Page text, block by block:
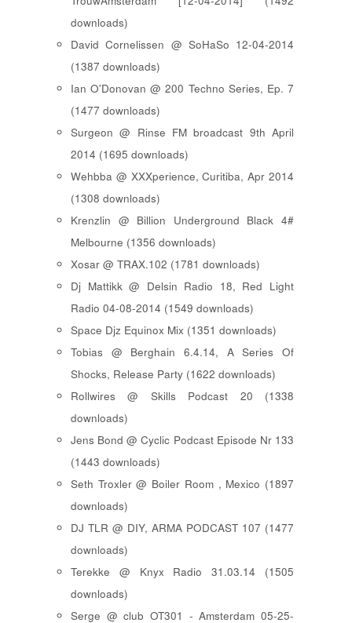
downloads)
David Cornelissen @ SoHaSo 12-04-2014
(1387 downloads)
Ian O'Donovan @ 200 Techno Series, Ep. 7
(1477 downloads)
Surgeon @ Rinse FM broadcast 9th April
2014 (1695 downloads)
Wehbba @ XXXperience, Curitiba, Apr 2014
(1308 downloads)
Krenzlin @ Billion Underground Black 4#
Melbourne (1356 downloads)
Xosar @ TRAX.102 (1781 downloads)
Dj Mattikk @ Delsin Radio 18, Red Light
Radio 04-08-2014 (1549 downloads)
Space Djz Equinox Mix (1351 downloads)
Tobias @ Berghain 6.4.14, A Series Of
Shocks, Release Party (1622 downloads)
Rollwires @ Skills Podcast 20 (1338
downloads)
Jens Bond @ Cyclic Podcast Episode Nr 133
(1443 downloads)
Seth Troxler @ Boiler Room , Mexico (1897
downloads)
DJ TLR @ DIY, ARMA PODCAST 107 (1477
downloads)
Terekke @ Knyx Radio 31.03.14 (1505
downloads)
Serge @ club OT301 - Amsterdam 05-25-